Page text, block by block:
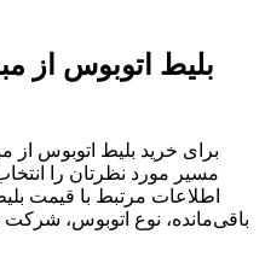
بلیط اتوبوس از
برای خرید بلیط اتوبوس از
مسیر مورد نظرتان را
اطلاعات مرتبط با قیمت
باقی‌مانده، نوع اتوبوس،